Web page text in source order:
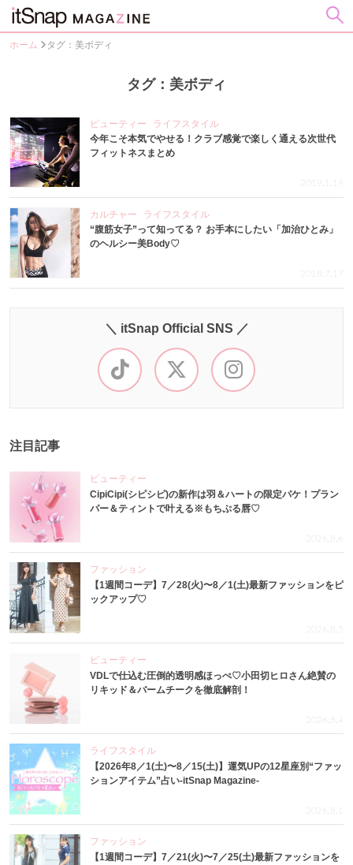
ホーム タグ：美ボディ
タグ：美ボディ
ビューティー
ライフスタイル
今年こそ本気でやせる！クラブ感覚で楽しく通える次世代
フィットネスまとめ
2019.1.19
カルチャー
ライフスタイル
“腹筋女子”って知ってる？ お手本にしたい「加治ひとみ」
のヘルシー美Body♡
2018.7.17
＼ itSnap Official SNS ／
注目記事
ビューティー
CipiCipi(シピシピ)の新作は羽＆ハートの限定パケ！プラン
パー＆ティントで叶える※もちぷる唇♡
2026.8.6
ファッション
【1週間コーデ】7／28(火)〜8／1(土)最新ファッションをピ
ックアップ♡
2026.8.5
ビューティー
VDLで仕込む圧倒的透明感ほっぺ♡小田切ヒロさん絶賛の
リキッド＆バームチークを徹底解剖！
2026.8.4
ライフスタイル
【2026年8／1(土)〜8／15(土)】運気UPの12星座別“ファッ
ションアイテム”占い-itSnap Magazine-
2026.8.1
ファッション
【1週間コーデ】7／21(火)〜7／25(土)最新ファッションを